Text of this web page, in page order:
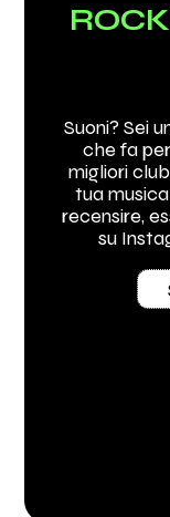
Suoni? Sei
che fa
migliori
tua
recensire,
su